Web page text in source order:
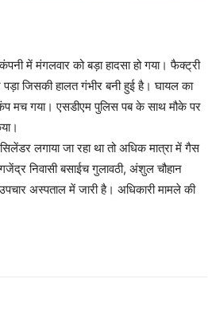
में मंगलवार को बड़ा हादसा हो गया। फैक्ट्री
पड़ा जिसकी हालत गंभीर बनी हुई है। घायल का
मच गया। एसडीएम पुलिस पब के साथ मौके पर
लगाया जा रहा था तो अधिक मात्रा में गैस
निवासी बसाईच गुलावठी, अंशुल चौहान
अस्पताल में जारी है। अधिकारी मामले की